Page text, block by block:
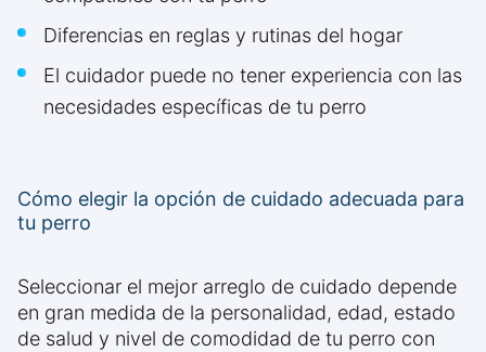
Diferencias en reglas y rutinas del hogar
El cuidador puede no tener experiencia con las
necesidades específicas de tu perro
Cómo elegir la opción de cuidado adecuada para
tu perro
Seleccionar el mejor arreglo de cuidado depende
en gran medida de la personalidad, edad, estado
de salud y nivel de comodidad de tu perro con